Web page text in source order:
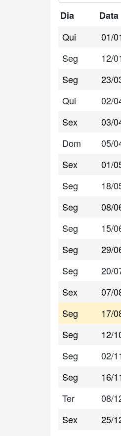
Dia
Data
Qui
01/
Seg
12/
Seg
23/
Qui
02/
Sex
03/
Dom
05/
Sex
01/
Seg
18/
Seg
08/
Seg
15/
Seg
29/
Seg
20/
Sex
07/
Seg
17/
Seg
12/
Seg
02/
Seg
16/
Ter
08/
Sex
25/